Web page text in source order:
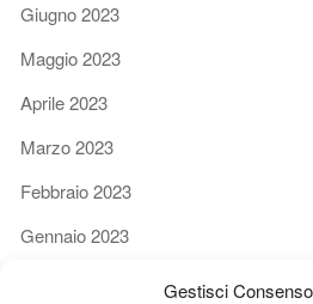
Gestisci
Giugno 2023
Maggio 2023
Aprile 2023
Marzo 2023
Febbraio 2023
Gennaio 2023